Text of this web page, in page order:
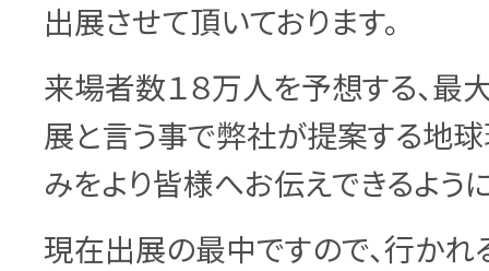
出展させて頂いております。
来場者数１８万人を予想する、
展と言う事で弊社が提案する地
みをより皆様へお伝えできるよう
現在出展の最中ですので、行か